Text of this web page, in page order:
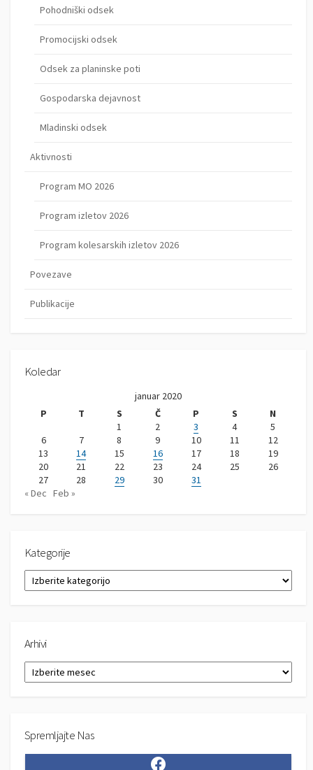
Pohodniški odsek
Promocijski odsek
Odsek za planinske poti
Gospodarska dejavnost
Mladinski odsek
Aktivnosti
Program MO 2026
Program izletov 2026
Program kolesarskih izletov 2026
Povezave
Publikacije
Koledar
januar 2020
P
T S Č P S
N
1
2 3 4
5
6
7 8 9 10 11
12
13
14 15 16 17 18
19
20
21 22 23 24 25
26
27
28 29 30
31
« Dec Feb »
Kategorije
a
o
j
Arhivi
r
iSpremljajte Nas